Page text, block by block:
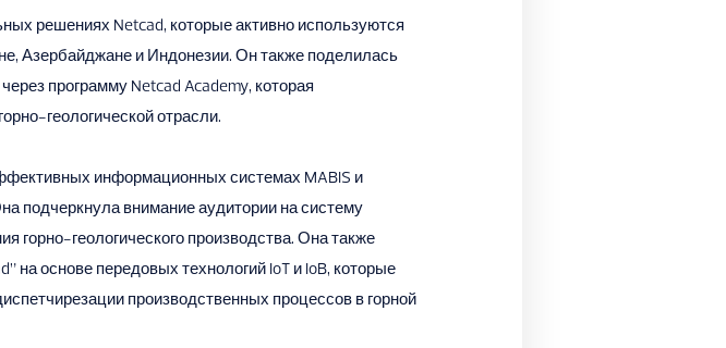
решениях Netcad, которые активно используются
Азербайджане и Индонезии. Он также поделилась
программу Netcad Academy, которая
геологической отрасли.
информационных системах MABIS и
подчеркнула внимание аудитории на систему
горно-геологического производства. Она также
на основе передовых технологий IoT и IoB, которые
производственных процессов в горной